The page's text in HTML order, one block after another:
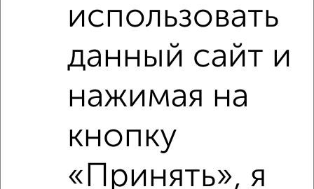
использовать
данный сайт и
нажимая на
кнопку
«Принять», я